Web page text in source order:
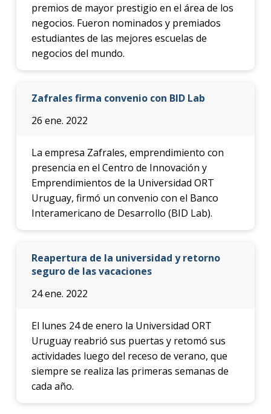
premios de mayor prestigio en el área de los
negocios. Fueron nominados y premiados
estudiantes de las mejores escuelas de
negocios del mundo.
Zafrales firma convenio con BID Lab
26 ene. 2022
La empresa Zafrales, emprendimiento con
presencia en el Centro de Innovación y
Emprendimientos de la Universidad ORT
Uruguay, firmó un convenio con el Banco
Interamericano de Desarrollo (BID Lab).
Reapertura de la universidad y retorno
seguro de las vacaciones
24 ene. 2022
El lunes 24 de enero la Universidad ORT
Uruguay reabrió sus puertas y retomó sus
actividades luego del receso de verano, que
siempre se realiza las primeras semanas de
cada año.